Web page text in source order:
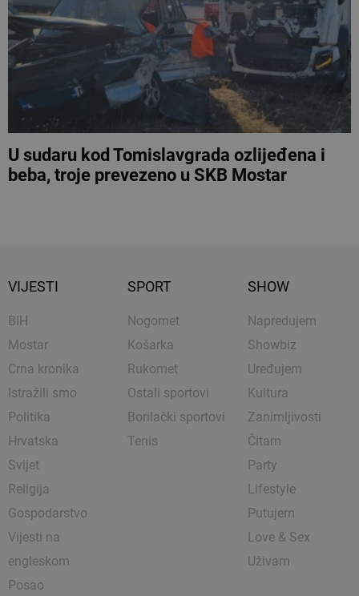
U sudaru kod Tomislavgrada ozlijeđena i
beba, troje prevezeno u SKB Mostar
VIJESTI
BIH
Mostar
Crna kronika
Istražili smo
Politika
Hrvatska
Svijet
Religija
Gospodarstvo
Vijesti na
engleskom
Posao
SPORT
Nogomet
Košarka
Rukomet
Ostali sportovi
Borilački sportovi
Tenis
SHOW
Napredujem
Showbiz
Uređujem
Kultura
Zanimljivosti
Čitam
Party
Lifestyle
Putujem
Love & Sex
Uživam